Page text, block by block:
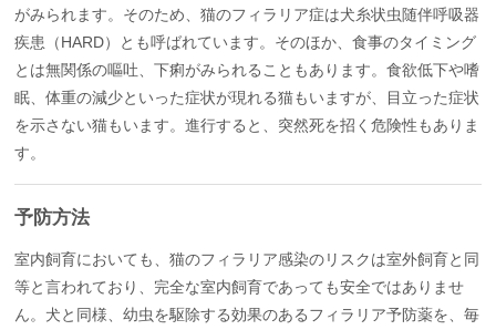
がみられます。そのため、猫のフィラリア症は犬糸状虫随伴呼吸器
疾患（HARD）とも呼ばれています。そのほか、食事のタイミング
とは無関係の嘔吐、下痢がみられることもあります。食欲低下や嗜
眠、体重の減少といった症状が現れる猫もいますが、目立った症状
を示さない猫もいます。進行すると、突然死を招く危険性もありま
す。
予防方法
室内飼育においても、猫のフィラリア感染のリスクは室外飼育と同
等と言われており、完全な室内飼育であっても安全ではありませ
ん。犬と同様、幼虫を駆除する効果のあるフィラリア予防薬を、毎